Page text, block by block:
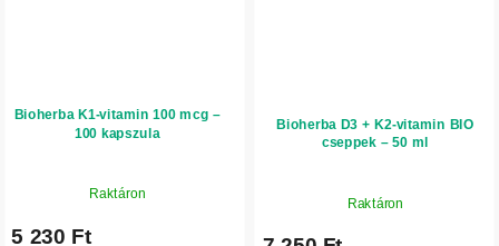
Bioherba K1-vitamin 100 mcg –
100 kapszula
Raktáron
5 230 Ft
Bioherba D3 + K2-vitamin BIO
cseppek – 50 ml
Raktáron